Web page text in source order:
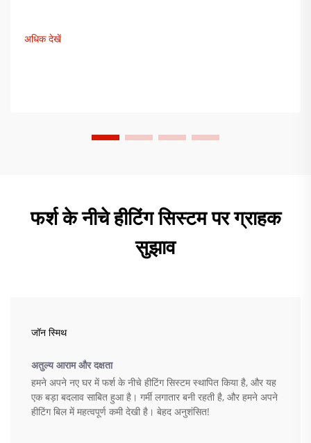
अधिक देखें
फर्श के नीचे हीटिंग सिस्टम पर ग्राहक
सुझाव
जॉन स्मिथ
अतुल्य आराम और दक्षता
हमने अपने नए घर में फर्श के नीचे हीटिंग सिस्टम स्थापित किया है, और यह
एक बड़ा बदलाव साबित हुआ है। गर्मी लगातार बनी रहती है, और हमने अपने
हीटिंग बिल में महत्वपूर्ण कमी देखी है। बेहद अनुशंसित!